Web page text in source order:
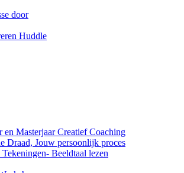
door
Huddle
en Masterjaar Creatief Coaching
Draad, Jouw persoonlijk proces
Beeldtaal lezen